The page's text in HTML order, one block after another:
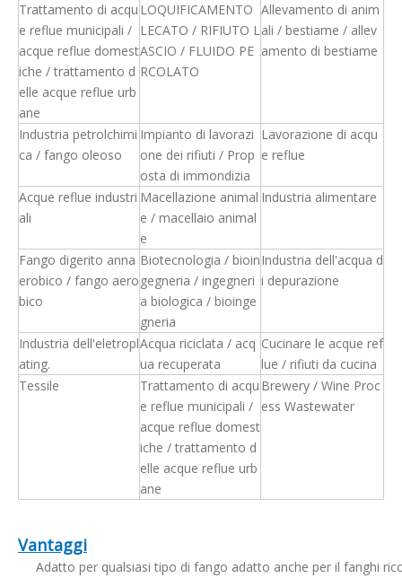
Trattamento di acqu
e reflue municipali /
acque reflue domest
iche / trattamento d
elle acque reflue urb
ane
LOQUIFICAMENTO
LECATO / RIFIUTO L
ASCIO / FLUIDO PE
RCOLATO
Allevamento di anim
ali / bestiame / allev
amento di bestiame
Industria petrolchimi
ca / fango oleoso
Impianto di lavorazi
one dei rifiuti / Prop
osta di immondizia
Lavorazione di acqu
e reflue
Acque reflue industri
ali
Macellazione animal
e / macellaio animal
e
Industria alimentare
Fango digerito anna
erobico / fango aero
bico
Biotecnologia / bioin
gegneria / ingegneri
a biologica / bioinge
gneria
Industria dell'acqua d
i depurazione
Industria dell'eletropl
ating.
Acqua riciclata / acq
ua recuperata
Cucinare le acque ref
lue / rifiuti da cucina
Tessile
Trattamento di acqu
e reflue municipali /
acque reflue domest
iche / trattamento d
elle acque reflue urb
ane
Brewery / Wine Proc
ess Wastewater
Vantaggi
Adatto per qualsiasi tipo di fango adatto anche per il fanghi